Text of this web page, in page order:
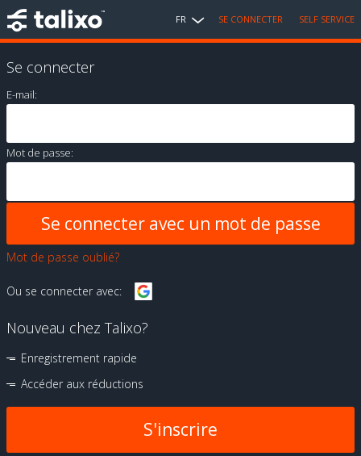
FR SE CONNECTER SELF SERVICE
Se connecter
E-mail:
Mot de passe:
Mot de passe oublié?
Ou se connecter avec:
Nouveau chez Talixo?
Enregistrement rapide
Accéder aux réductions
S'inscrire